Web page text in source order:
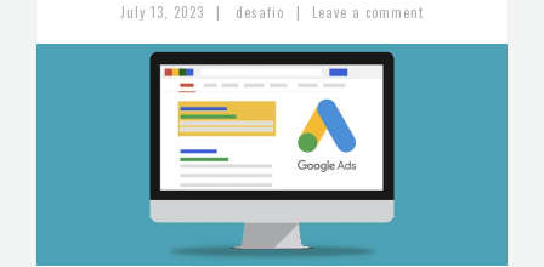
July 13, 2023 | desafio | Leave a comment